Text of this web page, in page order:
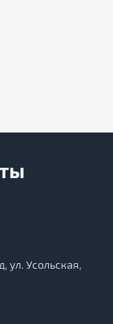
ул. Усольская,